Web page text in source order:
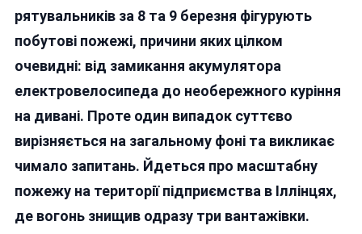
Масштабної
Пожежі
Яка
Нагадує
рятувальників за 8 та 9 березня фігурують
побутові пожежі, причини яких цілком
очевидні: від замикання акумулятора
електровелосипеда до необережного куріння
на дивані. Проте один випадок суттєво
вирізняється на загальному фоні та викликає
чимало запитань. Йдеться про масштабну
пожежу на території підприємства в Іллінцях,
де вогонь знищив одразу три вантажівки.